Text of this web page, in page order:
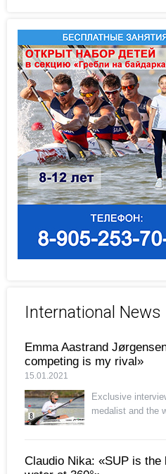
International News
Emma Aastrand
competing is my rival»
15.01.2021
Exclusive
medalist and the
Claudio Nika: «SUP is